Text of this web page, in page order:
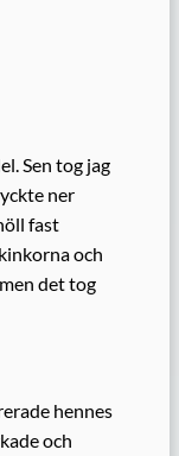
Sen tog jag
ner
fast
och
det tog
hennes
och